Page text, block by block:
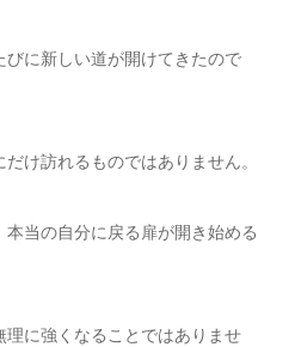
に新しい道が開けてきたので
け訪れるものではありません。
当の自分に戻る扉が開き始める
に強くなることではありませ